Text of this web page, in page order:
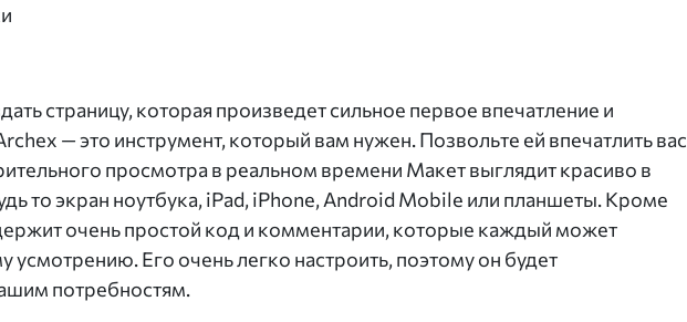
страницу, которая произведет сильное первое впечатление и
— это инструмент, который вам нужен. Позвольте ей впечатлить вас
просмотра в реальном времени Макет выглядит красиво в
то экран ноутбука, iPad, iPhone, Android Mobile или планшеты. Кроме
очень простой код и комментарии, которые каждый может
усмотрению. Его очень легко настроить, поэтому он будет
потребностям.